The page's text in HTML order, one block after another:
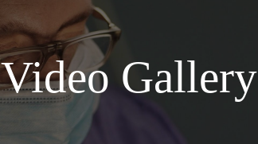
Video Gallery